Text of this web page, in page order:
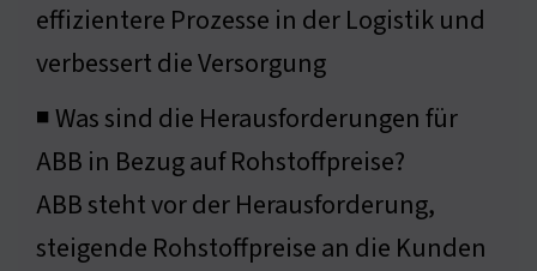
effizientere Prozesse in der Logistik und
verbessert die Versorgung
◾ Was sind die Herausforderungen für
ABB in Bezug auf Rohstoffpreise?
ABB steht vor der Herausforderung,
steigende Rohstoffpreise an die Kunden